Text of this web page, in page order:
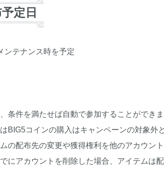
定日
ンテナンス時を予定
条件を満たせば自動で参加することができま
BIG5コインの購入はキャンペーンの対象外
の配布先の変更や獲得権利を他のアカウン
にアカウントを削除した場合、アイテムは配